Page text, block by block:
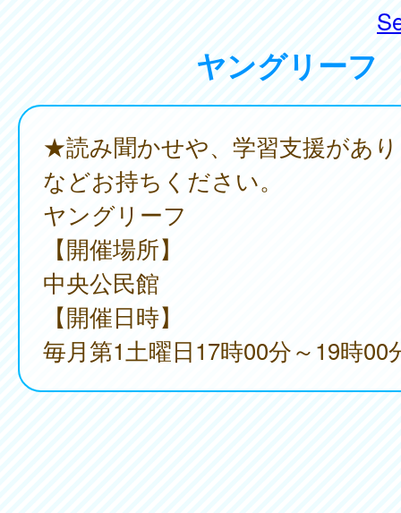
ヤングリーフ
★読み聞かせや、学習支援があ
などお持ちください。
ヤングリーフ
【開催場所】
中央公民館
【開催日時】
毎月第1土曜日17時00分～19時00